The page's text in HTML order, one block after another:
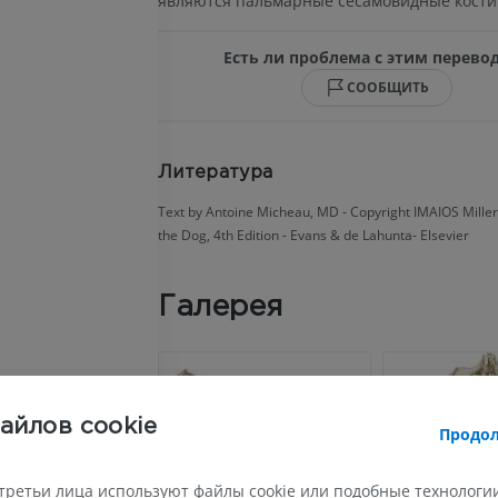
Есть ли проблема с этим
СООБЩИТЬ
Литература
Text by Antoine Micheau, MD - Copyright IMAIOS
the Dog, 4th Edition - Evans & de Lahunta- Elsevier
Галерея
Рентгенограммы
Лошадь - запястье
Иллюстрации
Мышь - Всё
cookie
лица используют файлы cookie или подобные